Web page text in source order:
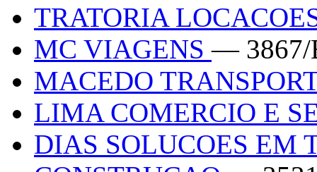
TRATORIA
MC VIAGENS— 3867/
MACEDO
LIMA COMERCIO E
DIAS SOLUCOES EM